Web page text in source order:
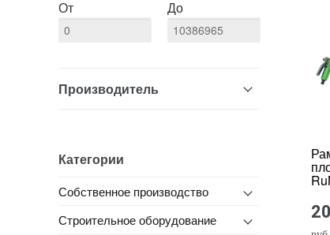
От До
Производитель
Категории
Собственное производство
Строительное оборудование